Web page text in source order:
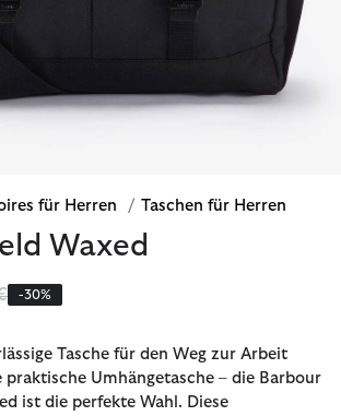
für Herren / Taschen für Herren
Waxed
von
bis-30%
Tasche für den Weg zur Arbeit
praktische Umhängetasche – die Barbour
ist die perfekte Wahl. Diese